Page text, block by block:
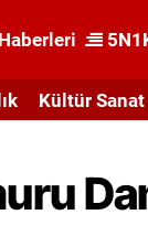
Kültür Sanat